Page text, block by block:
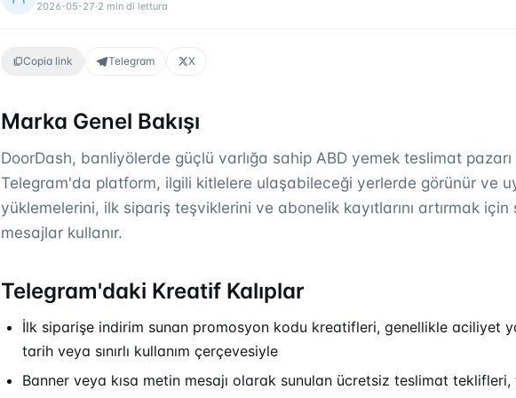
2026-05-27·2 min di lettura
Copia link Telegram X
Marka Genel Bakışı
DoorDash, banliyölerde güçlü varlığa sahip ABD yemek teslimat
Telegram'da platform, ilgili kitlelere ulaşabileceği yerlerde görünür ve
yüklemelerini, ilk sipariş teşviklerini ve abonelik kayıtlarını artırmak için
mesajlar kullanır.
Telegram'daki Kreatif Kalıplar
İlk siparişe indirim sunan promosyon kodu kreatifleri, genellikle aciliyet
tarih veya sınırlı kullanım çerçevesiyle
Banner veya kısa metin mesajı olarak sunulan ücretsiz teslimat